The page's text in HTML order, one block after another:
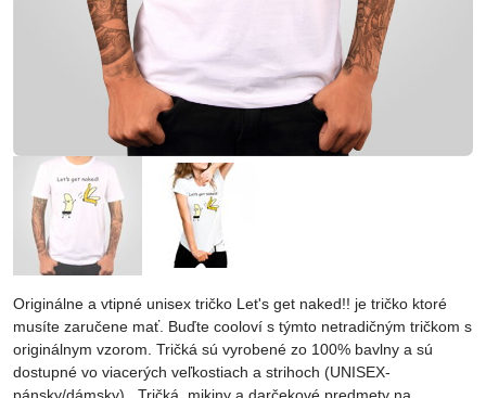
Originálne a vtipné unisex tričko Let's get naked!! je tričko ktoré
musíte zaručene mať. Buďte cooloví s týmto netradičným tričkom s
originálnym vzorom. Tričká sú vyrobené zo 100% bavlny a sú
dostupné vo viacerých veľkostiach a strihoch (UNISEX-
pánsky/dámsky) . Tričká, mikiny a darčekové predmety na